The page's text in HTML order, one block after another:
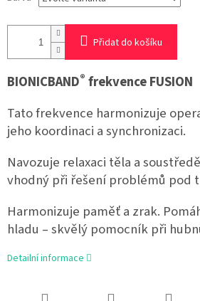
Přidat do košíku
BIONICBAND® frekvence FUSION
Tato frekvence harmonizuje
jeho koordinaci a synchronizaci.
Navozuje relaxaci těla a
vhodný při řešení problémů pod
Harmonizuje paměť a zrak.
hladu – skvělý pomocník při
Detailní informace